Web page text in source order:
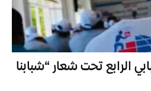
الرابع تحت شعار “شبابنا